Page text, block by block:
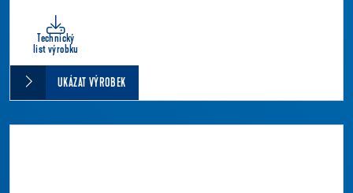
Technický
list výrobku
UKÁZAT VÝROBEK